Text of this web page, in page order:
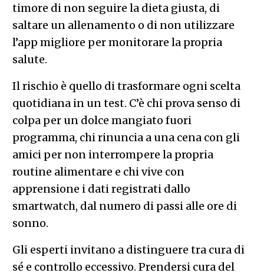
timore di non seguire la dieta giusta, di
saltare un allenamento o di non utilizzare
l’app migliore per monitorare la propria
salute.
Il rischio è quello di trasformare ogni scelta
quotidiana in un test. C’è chi prova senso di
colpa per un dolce mangiato fuori
programma, chi rinuncia a una cena con gli
amici per non interrompere la propria
routine alimentare e chi vive con
apprensione i dati registrati dallo
smartwatch, dal numero di passi alle ore di
sonno.
Gli esperti invitano a distinguere tra cura di
sé e controllo eccessivo. Prendersi cura del